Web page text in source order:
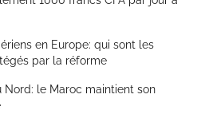
en Europe: qui sont les
par la réforme
Nord: le Maroc maintient son